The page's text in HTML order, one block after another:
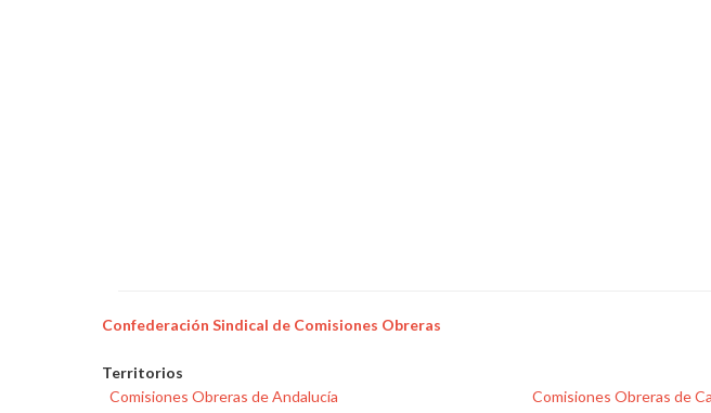
Confederación Sindical de Comisiones Obreras
Territorios
Comisiones Obreras de Andalucía
Comisiones Obreras de